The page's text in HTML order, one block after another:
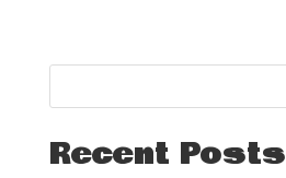
Recent Posts